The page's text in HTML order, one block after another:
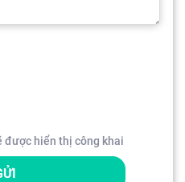
được hiển thị công khai